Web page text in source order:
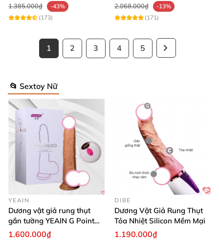
1.385.000₫
-43%
(173)
2.068.000₫
-13%
(171)
1 2 3 4 5
📂 Sextoy Nữ
YEAIN
Dương vật giả rung thụt
gắn tường YEAIN G Point
tỏa nhiệt điều khiển từ xa
1.600.000₫
DIBE
Dương Vật Giả Rung Thụt
Tỏa Nhiệt Silicon Mềm Mại
1.190.000₫